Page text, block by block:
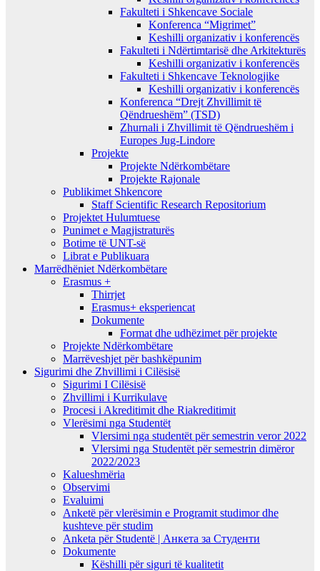
Fakulteti i Shkencave Sociale
Konferenca “Migrimet”
Keshilli organizativ i konferencës
Fakulteti i Ndërtimtarisë dhe Arkitekturës
Keshilli organizativ i konferencës
Fakulteti i Shkencave Teknologjike
Keshilli organizativ i konferencës
Konferenca “Drejt Zhvillimit të
Qëndrueshëm” (TSD)
Zhurnali i Zhvillimit të Qëndrueshëm i
Europes Jug-Lindore
Projekte
Projekte Ndërkombëtare
Projekte Rajonale
Publikimet Shkencore
Staff Scientific Research Repositorium
Projektet Hulumtuese
Punimet e Magjistraturës
Botime të UNT-së
Librat e Publikuara
Marrëdhëniet Ndërkombëtare
Erasmus +
Thirrjet
Erasmus+ eksperiencat
Dokumente
Format dhe udhëzimet për projekte
Projekte Ndërkombëtare
Marrëveshjet për bashkëpunim
Sigurimi dhe Zhvillimi i Cilësisë
Sigurimi I Cilësisë
Zhvillimi i Kurrikulave
Procesi i Akreditimit dhe Riakreditimit
Vlerësimi nga Studentët
Vlersimi nga studentët për semestrin veror 2022
Vlersimi nga Studentët për semestrin dimëror
2022/2023
Kalueshmëria
Observimi
Evaluimi
Anketë për vlerësimin e Programit studimor dhe
kushteve për studim
Anketa për Studentë | Анкета за Студенти
Dokumente
Këshilli për siguri të kualitetit